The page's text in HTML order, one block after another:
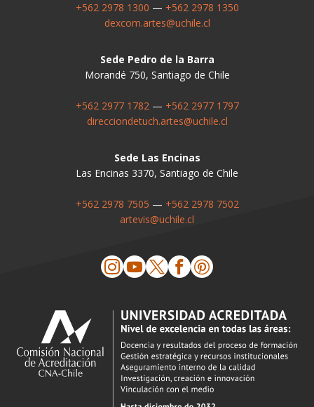
+562 2978 1300 — +562 2978 1350
dexcom.artes@uchile.cl
Sede Pedro de la Barra
Morandé 750, Santiago de Chile
+562 2977 1782— +562 2977 1797
direcciondetuch.artes@uchile.cl
Sede Las Encinas
Las Encinas 3370, Santiago de Chile
+562 2978 7505 — +562 2978 7502
artevis@uchile.cl